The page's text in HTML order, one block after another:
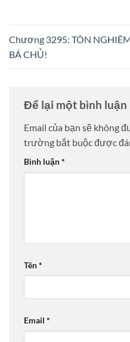
Chương 3295: TÔN
BÁ CHỦ!
Để lại một bình luận
Email của bạn sẽ không
trường bắt buộc được
Bình luận*
Tên*
Email *